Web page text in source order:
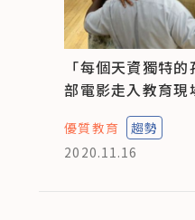
「每個天資獨特
部電影走入教育
優質教育
趨勢
2020.11.16